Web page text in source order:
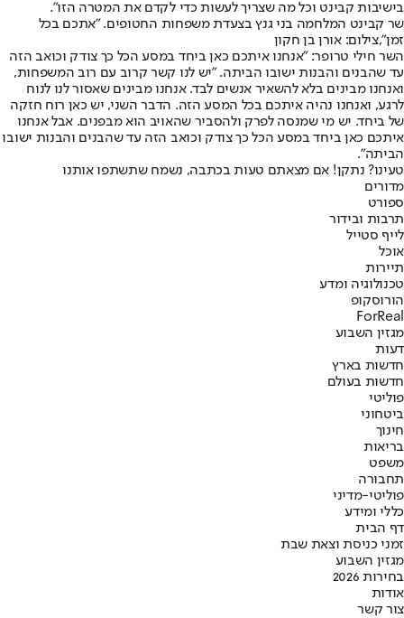
בישיבות קבינט וכל מה שצריך לעשות כדי לקדם את המטרה הזו".
שר קבינט המלחמה בני גנץ בצעדת משפחות החטופים. "אתכם בכל
זמן",צילום: אורן בן חקון
השר חילי טרופר: "אנחנו איתכם כאן ביחד במסע הכל כך צודק וכואב הזה
עד שהבנים והבנות ישובו הביתה. ״יש לנו קשר קרוב עם רוב המשפחות,
ואנחנו מבינים בלא להשאיר אנשים לבד. אנחנו מבינים שאסור לנו לנוח
לרגע, ואנחנו נהיה איתכם בכל המסע הזה. הדבר השני, יש כאן רוח חזקה
של ביחד. יש מי שמנסה לפרק ולהסביר שהאויב הוא מבפנים. אבל אנחנו
איתכם כאן ביחד במסע הכל כך צודק וכואב הזה עד שהבנים והבנות ישובו
הביתה".
טעינו? נתקן! אם מצאתם טעות בכתבה, נשמח שתשתפו אותנו
מדורים
ספורט
תרבות ובידור
לייף סטייל
אוכל
תיירות
טכנולוגיה ומדע
הורוסקופ
ForReal
מגזין השבוע
דעות
חדשות בארץ
חדשות בעולם
פוליטי
ביטחוני
חינוך
בריאות
משפט
תחבורה
פוליטי-מדיני
כללי ומידע
דף הבית
זמני כניסת וצאת שבת
מגזין השבוע
בחירות 2026
אודות
צור קשר